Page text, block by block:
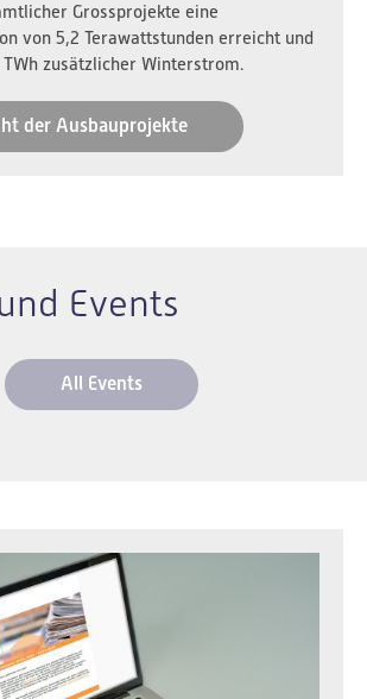
Grossprojekte eine
von 5,2 Terawattstunden erreicht und
TWh zusätzlicher Winterstrom.
der Ausbauprojekte
Events
All Events